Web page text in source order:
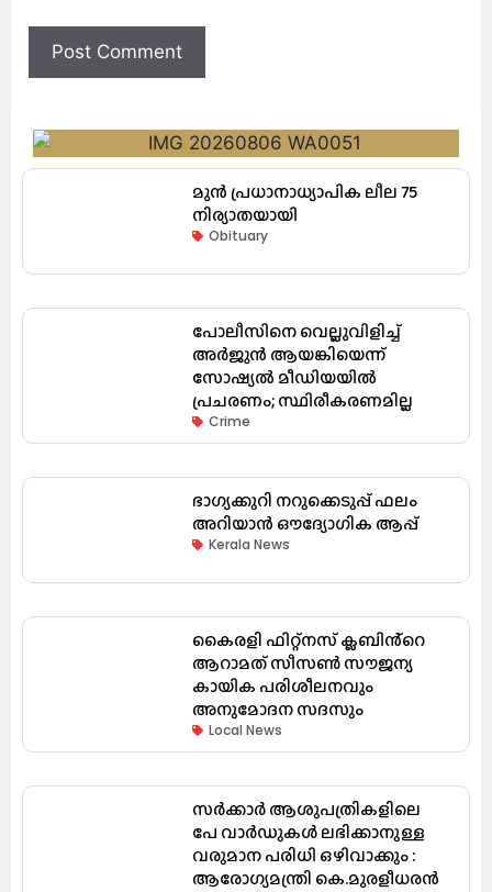
മുൻ പ്രധാനാധ്യാപിക ലീല 75
നിര്യാതയായി
Obituary
പോലീസിനെ വെല്ലുവിളിച്ച്
അർജുൻ ആയങ്കിയെന്ന്
സോഷ്യൽ മീഡിയയിൽ
പ്രചരണം; സ്ഥിരീകരണമില്ല
Crime
ഭാഗ്യക്കുറി നറുക്കെടുപ്പ് ഫലം
അറിയാൻ ഔദ്യോഗിക ആപ്പ്
Kerala News
കൈരളി ഫിറ്റ്നസ് ക്ലബിൻ്റെ
ആറാമത് സീസൺ സൗജന്യ
കായിക പരിശീലനവും
അനുമോദന സദസും
Local News
സർക്കാർ ആശുപത്രികളിലെ
പേ വാർഡുകൾ ലഭിക്കാനുള്ള
വരുമാന പരിധി ഒഴിവാക്കും :
ആരോഗ്യമന്ത്രി കെ.മുരളീധരൻ